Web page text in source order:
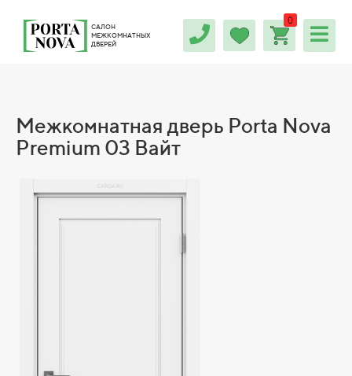
САЛОН
МЕЖКОМНАТНЫХ
ДВЕРЕЙ
0
Межкомнатная дверь Porta Nova
Premium 03 Вайт